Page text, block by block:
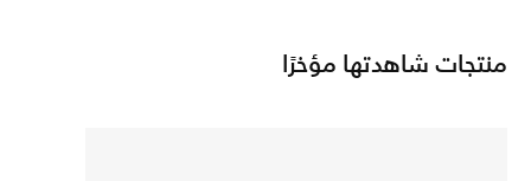
منتجات شاهدتها مؤخرًا